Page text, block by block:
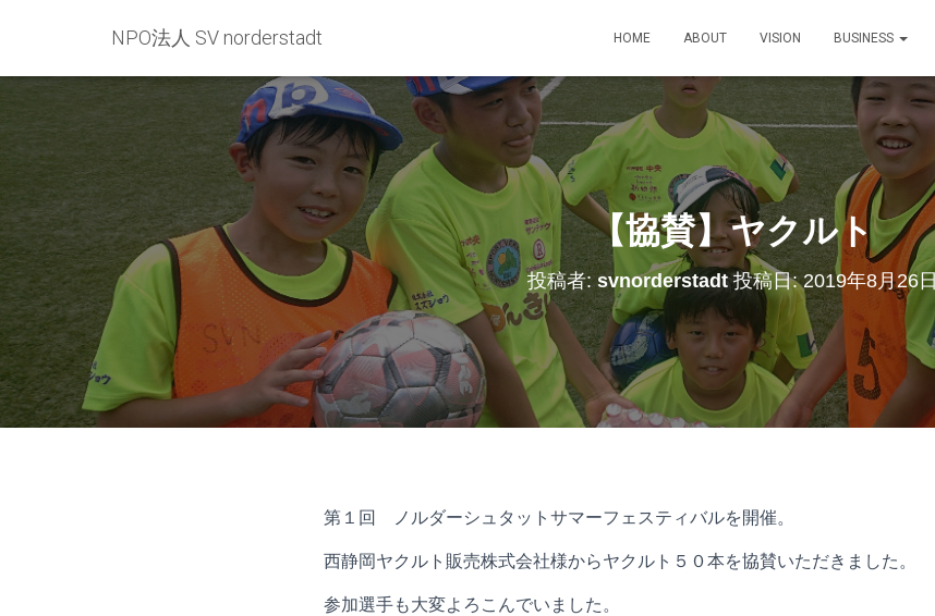
NPO法人 SV norderstadt HOME ABOUT VISION BUSINESS
【協賛】ヤクルト
投稿者:svnorderstadt投稿日:2019年8月26日
第１回 ノルダーシュタットサマーフェスティバルを開催。
西静岡ヤクルト販売株式会社様からヤクルト５０本を協賛いただきました。
参加選手も大変よろこんでいました。